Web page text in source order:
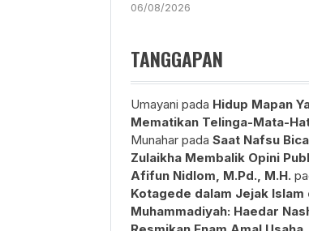
06/08/2026
TANGGAPAN
Umayani pada Hidup Mapan
Mematikan Telinga-Mata-
Munahar padaSaat Nafsu
Zulaikha Membalik Opini
Afifun Nidlom, M.Pd., M.H.
Kotagede dalam Jejak Islam
Muhammadiyah: Haedar